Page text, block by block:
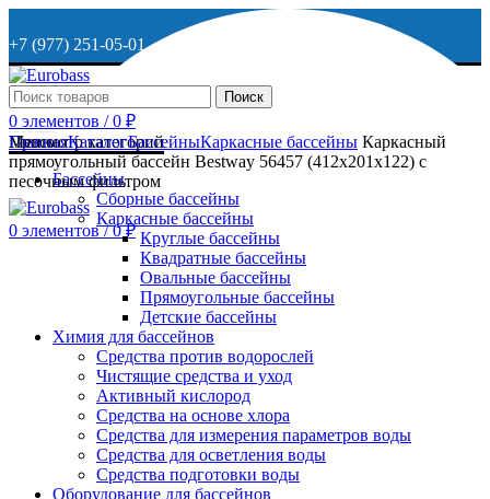
+7 (977) 251-05-01
+7 (929) 615-63-95
МО, г. Дмитров, ул. Веретенникова, д. 9
ОСТАВИТЬ ЗАЯВКУ
+7 (977) 251-05-01
Поиск
0 элементов / 0 ₽
Меню
0 элементов / 0₽
Просмотр категорий
Бассейны
Сборные бассейны
Каркасные бассейны
Круглые бассейны
Квадратные бассейны
Овальные бассейны
Прямоугольные бассейны
Детские бассейны
Химия для бассейнов
Средства против водорослей
Чистящие средства и уход
Активный кислород
Средства на основе хлора
Средства для измерения параметров воды
Средства для осветления воды
Средства подготовки воды
Оборудование для бассейнов
ГлавнаяКаталогБассейныКаркасные бассейны Каркасный
прямоугольный бассейн Bestway 56457 (412х201х122) с
песочным фильтром